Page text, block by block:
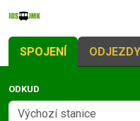
SPOJENÍ ODJEZDY
ODKUD